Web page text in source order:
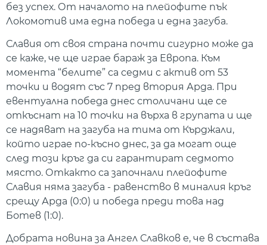
без успех. От началото на плейофите пък
Локомотив има една победа и една загуба.
Славия от своя страна почти сигурно може да
се каже, че ще играе бараж за Европа. Към
момента “белите” са седми с актив от 53
точки и водят със 7 пред втория Арда. При
евентуална победа днес столичани ще се
откъснат на 10 точки на върха в групата и ще
се надяват на загуба на тима от Кърджали,
който играе по-късно днес, за да могат още
след този кръг да си гарантират седмото
място. Откакто са започнали плейофите
Славия няма загуба - равенство в миналия кръг
срещу Арда (0:0) и победа преди това над
Ботев (1:0).
Добрата новина за Ангел Славков е, че в състава